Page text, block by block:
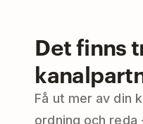
Det finns
Få ut mer av din
ordning och